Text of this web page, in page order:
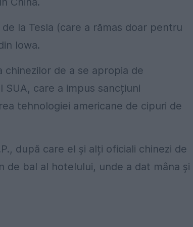
la Tesla (care a rămas doar pentru
Iowa.
de a se apropia de
SUA, care a impus sancțiuni
tehnologiei americane de cipuri de
după care el și alți oficiali chinezi de
bal al hotelului, unde a dat mâna și